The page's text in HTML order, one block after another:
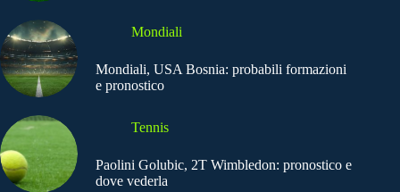
Mondiali
Mondiali, USA Bosnia: probabili formazioni
e pronostico
Tennis
Paolini Golubic, 2T Wimbledon: pronostico e
dove vederla